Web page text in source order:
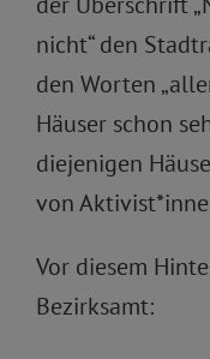
nicht“ den
den Worten
Häuser schon
diejenigen
von
Vor diesem
Bezirksamt: